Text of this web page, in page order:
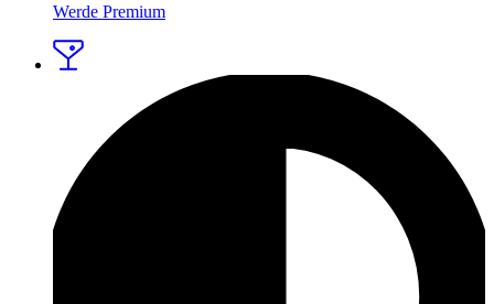
Werde Premium